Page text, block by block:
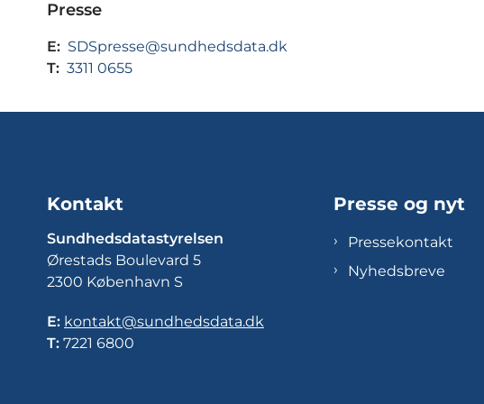
Presse
E: SDSpresse@sundhedsdata.dk
T: 3311 0655
Kontakt
Sundhedsdatastyrelsen
Ørestads Boulevard 5
2300 København S
E: kontakt@sundhedsdata.dk
T: 7221 6800
Presse og nyt
Pressekontakt
Nyhedsbreve